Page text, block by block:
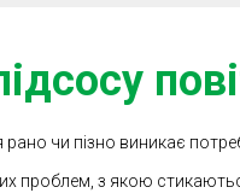
чи пізно виникає
проблем, з якою